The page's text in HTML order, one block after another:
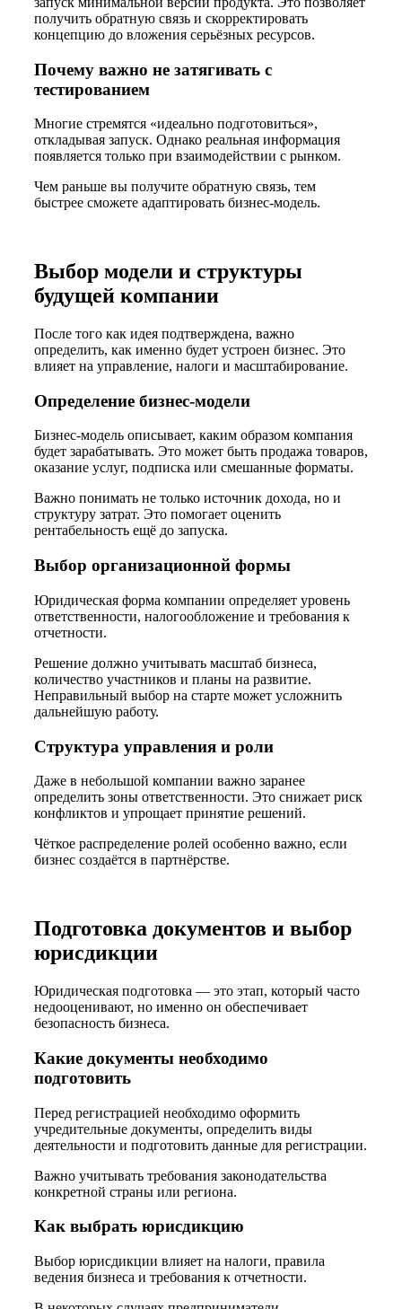
получить обратную связь и скорректировать
концепцию до вложения серьёзных ресурсов.
Почему важно не затягивать с
тестированием
Многие стремятся «идеально подготовиться»,
откладывая запуск. Однако реальная информация
появляется только при взаимодействии с рынком.
Чем раньше вы получите обратную связь, тем
быстрее сможете адаптировать бизнес-модель.
Выбор модели и структуры
будущей компании
После того как идея подтверждена, важно
определить, как именно будет устроен бизнес. Это
влияет на управление, налоги и масштабирование.
Определение бизнес-модели
Бизнес-модель описывает, каким образом компания
будет зарабатывать. Это может быть продажа товаров,
оказание услуг, подписка или смешанные форматы.
Важно понимать не только источник дохода, но и
структуру затрат. Это помогает оценить
рентабельность ещё до запуска.
Выбор организационной формы
Юридическая форма компании определяет уровень
ответственности, налогообложение и требования к
отчетности.
Решение должно учитывать масштаб бизнеса,
количество участников и планы на развитие.
Неправильный выбор на старте может усложнить
дальнейшую работу.
Структура управления и роли
Даже в небольшой компании важно заранее
определить зоны ответственности. Это снижает риск
конфликтов и упрощает принятие решений.
Чёткое распределение ролей особенно важно, если
бизнес создаётся в партнёрстве.
Подготовка документов и выбор
юрисдикции
Юридическая подготовка — это этап, который часто
недооценивают, но именно он обеспечивает
безопасность бизнеса.
Какие документы необходимо
подготовить
Перед регистрацией необходимо оформить
учредительные документы, определить виды
деятельности и подготовить данные для регистрации.
Важно учитывать требования законодательства
конкретной страны или региона.
Как выбрать юрисдикцию
Выбор юрисдикции влияет на налоги, правила
ведения бизнеса и требования к отчетности.